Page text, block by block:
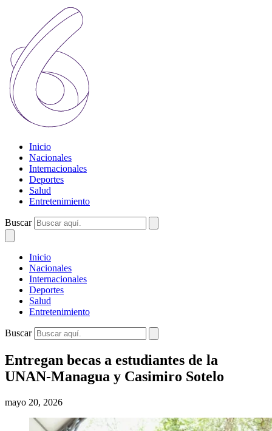
Inicio
Nacionales
Internacionales
Deportes
Salud
Entretenimiento
Buscar
Inicio
Nacionales
Internacionales
Deportes
Salud
Entretenimiento
Buscar
Entregan becas a estudiantes de la
UNAN-Managua y Casimiro Sotelo
mayo 20, 2026